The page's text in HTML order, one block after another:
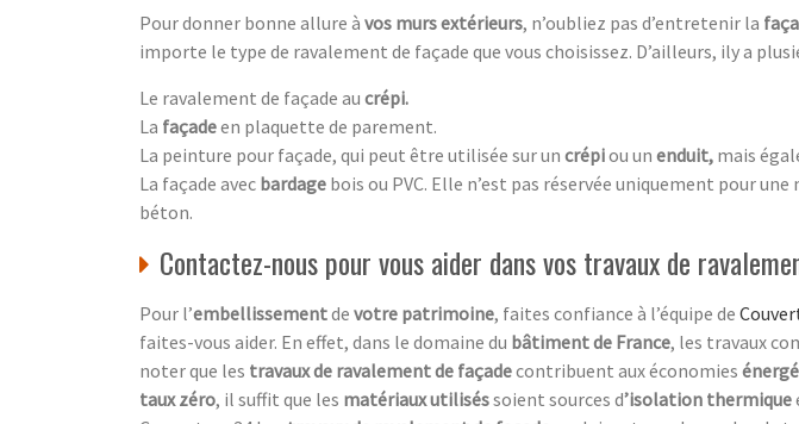
Pour donner bonne allure à vos murs extérieurs, n’oubliez pas d’entretenir la
importe le type de ravalement de façade que vous choisissez. D’ailleurs, ily a
Le ravalement de façade au crépi.
La façadeen plaquette de parement.
La peinture pour façade, qui peut être utilisée sur un crépiou un enduit, mais
La façade avec bardage bois ou PVC. Elle n’est pas réservée uniquement pour
béton.
Contactez-nous pour vous aider dans vos travaux de
Pour l’embellissementde votre patrimoine, faites confiance à l’équipe de
faites-vous aider. En effet, dans le domaine du bâtiment de France, les travaux
noter que les travaux de ravalement de façadecontribuent aux économies
taux zéro, il suffit que les matériaux utiliséssoient sources d’isolation thermique